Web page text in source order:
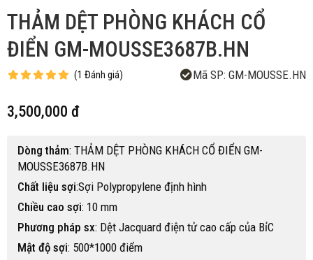
THẢM DỆT PHÒNG KHÁCH CỔ
ĐIỂN GM-MOUSSE3687B.HN
(1 Đánh giá) Mã SP: GM-MOUSSE.HN
3,500,000 đ
Dòng thảm: THẢM DỆT PHÒNG KHÁCH CỔ ĐIỂN GM-
MOUSSE3687B.HN
Chất liệu sợi:Sợi Polypropylene định hình
Chiều cao sợi: 10 mm
Phương pháp sx: Dệt Jacquard điện tử cao cấp của BỉC
Mật độ sợi: 500*1000 điểm